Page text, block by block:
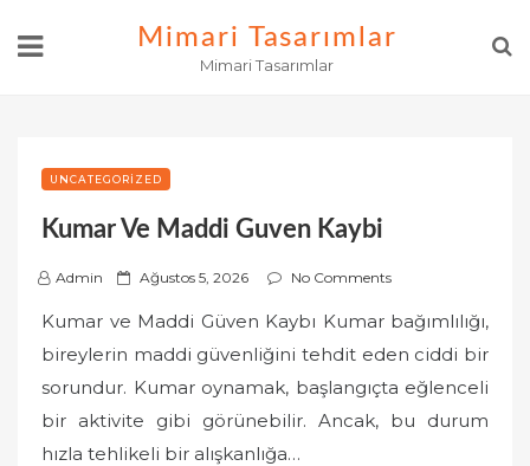
Mimari Tasarımlar
Mimari Tasarımlar
UNCATEGORIZED
Kumar Ve Maddi Guven Kaybi
Admin
P
e
d
o
Ağustos 5, 2026 No Comments
Kumar ve Maddi Güven Kaybı Kumar bağımlılığı,
bireylerin maddi güvenliğini tehdit eden ciddi bir
sorundur. Kumar oynamak, başlangıçta eğlenceli
bir aktivite gibi görünebilir. Ancak, bu durum
hızla tehlikeli bir alışkanlığa…